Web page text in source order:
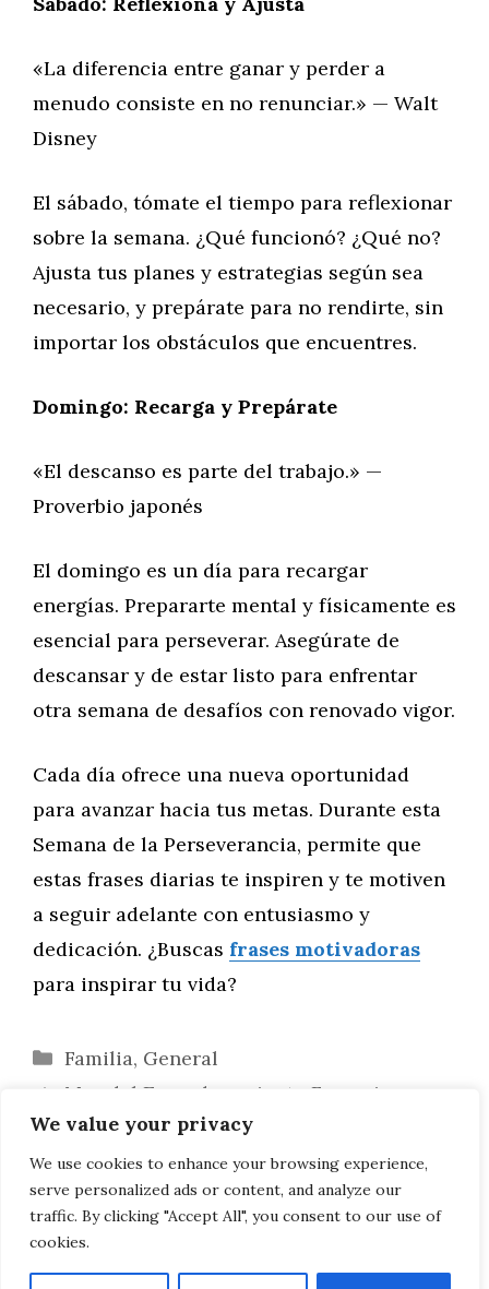
We value your privacy
We use cookies to enhance your browsing experience,
serve personalized ads or content, and analyze our
traffic. By clicking "Accept All", you consent to our use of
cookies.
«La diferencia entre ganar y perder a
menudo consiste en no renunciar.» — Walt
Disney
El sábado, tómate el tiempo para reflexionar
sobre la semana. ¿Qué funcionó? ¿Qué no?
Ajusta tus planes y estrategias según sea
necesario, y prepárate para no rendirte, sin
importar los obstáculos que encuentres.
Domingo: Recarga y Prepárate
«El descanso es parte del trabajo.» —
Proverbio japonés
El domingo es un día para recargar
energías. Prepararte mental y físicamente es
esencial para perseverar. Asegúrate de
descansar y de estar listo para enfrentar
otra semana de desafíos con renovado vigor.
Cada día ofrece una nueva oportunidad
para avanzar hacia tus metas. Durante esta
Semana de la Perseverancia, permite que
estas frases diarias te inspiren y te motiven
a seguir adelante con entusiasmo y
dedicación. ¿Buscas frases motivadoras
para inspirar tu vida?
Categorías
Familia, General
Mes del Empoderamiento Femenino:
Palabras Inspiradoras de Mujeres Líderes
Cómo las Frases Motivadoras Mejoran tu
Estado de Ánimo